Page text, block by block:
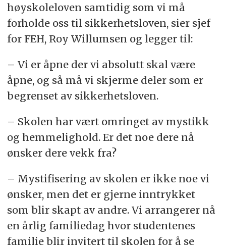
høyskoleloven samtidig som vi må
forholde oss til sikkerhetsloven, sier sjef
for FEH, Roy Willumsen og legger til:
– Vi er åpne der vi absolutt skal være
åpne, og så må vi skjerme deler som er
begrenset av sikkerhetsloven.
– Skolen har vært omringet av mystikk
og hemmelighold. Er det noe dere nå
ønsker dere vekk fra?
– Mystifisering av skolen er ikke noe vi
ønsker, men det er gjerne inntrykket
som blir skapt av andre. Vi arrangerer nå
en årlig familiedag hvor studentenes
familie blir invitert til skolen for å se